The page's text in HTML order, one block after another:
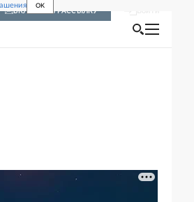
OK
ВКЛЮЧИТЬ РАССЫЛКУ